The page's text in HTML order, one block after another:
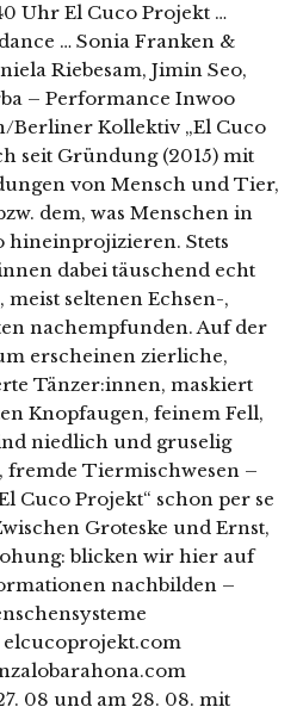
Uhr El Cuco Projekt …
… Sonia Franken &
Riebesam, Jimin Seo,
– Performance Inwoo
Berliner Kollektiv „El Cuco
seit Gründung (2015) mit
von Mensch und Tier,
dem, was Menschen in
hineinprojizieren. Stets
dabei täuschend echt
seltenen Echsen-,
nachempfunden. Auf der
erscheinen zierliche,
Tänzer:innen, maskiert
Knopfaugen, feinem Fell,
niedlich und gruselig
fremde Tiermischwesen –
Cuco Projekt“ schon per se
Groteske und Ernst,
blicken wir hier auf
nachbilden –
elcucoprojekt.com
08 und am 28. 08. mit